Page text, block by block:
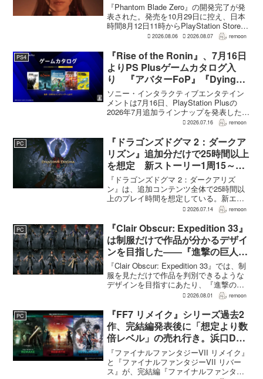
『Phantom Blade Zero』の開発完了が発
表された。発売を10月29日に控え、日本
時間8月12日11時からPlayStation Store、
Steam、Epic Games Storeで予約受付が
2026.08.06 2026.08.07 remoon
PS4
『Rise of the Ronin』、7月16日
よりPS Plusゲームカタログ入
り 『アバターFoP』『Dying
Light』なども順次配信
ソニー・インタラクティブエンタテイン
メントは7月16日、PlayStation Plusの
2026年7月追加ラインナップを発表した。
幕末の日本を舞台とするTeam NINJAのオ
the Ron...
2026.07.16 remoon
PC
『ドラゴンズドグマ 2：ダークア
リズン』追加分だけで25時間以上
を想定 新ストーリー1周15～20
時間、12種ダンジョンは各30分
～1時間
『ドラゴンズドグマ 2：ダークアリズ
ン』は、追加コンテンツ全体で25時間以
上のプレイ時間を想定している。新エリ
ア「ノルガン」で展開されるメインシナ
追加される12種類のユニークダンジョン
「忘れられた試...
2026.07.14 remoon
PC
『Clair Obscur: Expedition 33』
は制服だけで作品が分かるデザイ
ンを目指した――『進撃の巨人』
の制服と『BLEACH』のキャラ
造形が影響
『Clair Obscur: Expedition 33』では、制
服を見ただけで作品を判別できるような
デザインを目指すにあたり、『進撃の巨
人』を参考にしたという。あわせて、キ
ルで印象に残るデザインから...
2026.08.01 remoon
PC
『FF7 リメイク』シリーズ過去2
作、完結編発表後に「想定より数
倍レベル」の売れ行き。浜口Dが
明かす
『ファイナルファンタジーVII リメイク』
と『ファイナルファンタジーVII リバー
ス』が、完結編『ファイナルファンタジ